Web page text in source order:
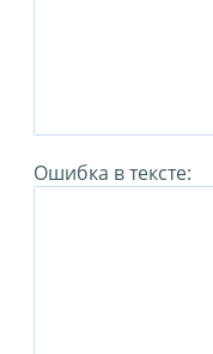
Ошибка в тексте: